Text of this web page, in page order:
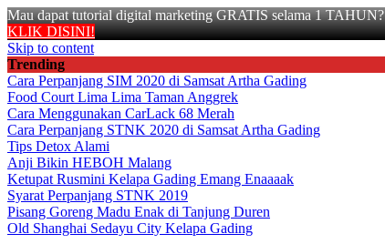
Mau dapat tutorial digital marketing GRATIS selama 1 TAHUN?
KLIK DISINI!
Skip to content
Trending
Cara Perpanjang SIM 2020 di Samsat Artha Gading
Food Court Lima Lima Taman Anggrek
Cara Menggunakan CarLack 68 Merah
Cara Perpanjang STNK 2020 di Samsat Artha Gading
Tips Detox Alami
Anji Bikin HEBOH Malang
Ketupat Rusmini Kelapa Gading Emang Enaaaak
Syarat Perpanjang STNK 2019
Pisang Goreng Madu Enak di Tanjung Duren
Old Shanghai Sedayu City Kelapa Gading